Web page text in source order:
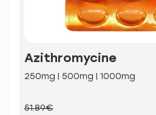
Azithromycine
250mg | 500mg | 1000mg
51.89€